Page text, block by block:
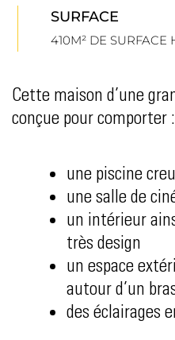
SURFACE
410M² DE SURFACE
Cette maison d’une
conçue pour comporter :
une piscine
une salle de
un intérieur
très design
un espace
autour d’un
des éclairages